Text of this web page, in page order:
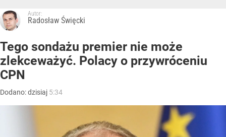
Autor:
Radosław Święcki
Tego sondażu premier nie może
zlekceważyć. Polacy o przywróceniu
CPN
Dodano:dzisiaj 5:34